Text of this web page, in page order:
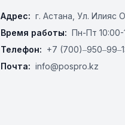
Адрес: г. Астана, ​Ул. Илияс
Время работы: Пн-Пт 10:00-
Телефон: +7
Почта: info@pospro.kz